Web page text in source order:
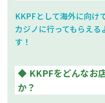
KKPFとして海外に向け
カジノに行ってもらえ
す！
KKPFをどんなお
か？